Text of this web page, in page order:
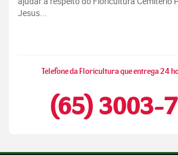
Jesus...
Telefone da Floricultura que entrega 24
(65) 3003-